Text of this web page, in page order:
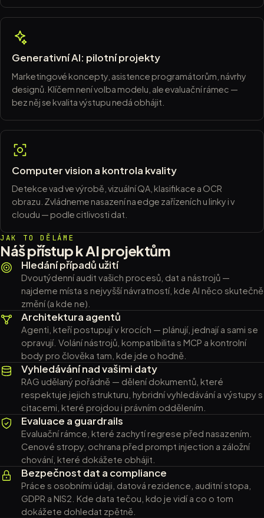
Generativní AI: pilotní projekty
Marketingové koncepty, asistence programátorům, návrhy
designů. Klíčem není volba modelu, ale evaluační rámec —
bez něj se kvalita výstupu nedá obhájit.
Computer vision a kontrola kvality
Detekce vad ve výrobě, vizuální QA, klasifikace a OCR
obrazu. Zvládneme nasazení na edge zařízeních u linky i v
cloudu — podle citlivosti dat.
JAK TO DĚLÁME
Náš přístup k AI projektům
Hledání případů užití
Dvoutýdenní audit vašich procesů, dat a nástrojů —
najdeme místa s nejvyšší návratností, kde AI něco skutečně
změní (a kde ne).
Architektura agentů
Agenti, kteří postupují v krocích — plánují, jednají a sami se
opravují. Volání nástrojů, kompatibilita s MCP a kontrolní
body pro člověka tam, kde jde o hodně.
Vyhledávání nad vašimi daty
RAG udělaný pořádně — dělení dokumentů, které
respektuje jejich strukturu, hybridní vyhledávání a výstupy s
citacemi, které projdou i právním oddělením.
Evaluace a guardrails
Evaluační rámce, které zachytí regrese před nasazením.
Cenové stropy, ochrana před prompt injection a záložní
chování, které dokážete obhájit.
Bezpečnost dat a compliance
Práce s osobními údaji, datová rezidence, auditní stopa,
GDPR a NIS2. Kde data tečou, kdo je vidí a co o tom
dokážete dohledat zpětně.